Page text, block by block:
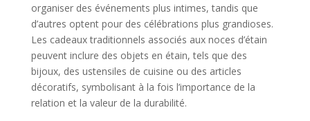
organiser des événements plus intimes, tandis que
d’autres optent pour des célébrations plus grandioses.
Les cadeaux traditionnels associés aux noces d’étain
peuvent inclure des objets en étain, tels que des
bijoux, des ustensiles de cuisine ou des articles
décoratifs, symbolisant à la fois l’importance de la
relation et la valeur de la durabilité.